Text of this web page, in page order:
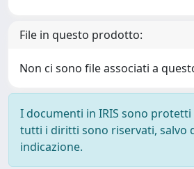
File in questo prodotto:
Non ci sono file associati a
I documenti in IRIS sono
tutti i diritti sono riservati, salvo
indicazione.